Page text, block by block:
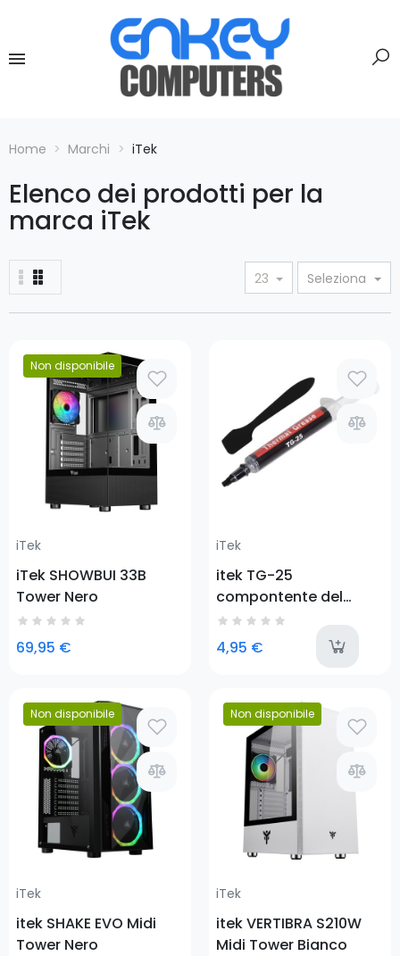
Home Marchi iTek
Elenco dei prodotti per la
marca iTek
23 Seleziona
Non disponibile
Prezzo
iTek
iTek SHOWBUI 33B
Tower Nero
69,95 €
iTek
itek TG-25
compontente del
dissipatore di calore
Pasta termica 5,15
W/m·K 2 g
4,95 €
Non disponibile
Prezzo
iTek
itek SHAKE EVO Midi
Tower Nero
Non disponibile
Prezzo
iTek
itek VERTIBRA S210W
Midi Tower Bianco